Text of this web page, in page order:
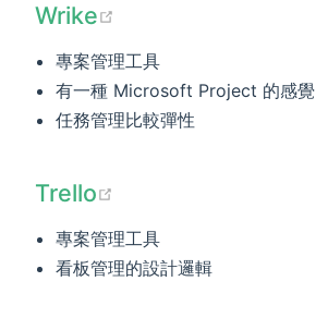
Wrike
專案管理工具
有一種 Microsoft Project 的感覺
任務管理比較彈性
Trello
專案管理工具
看板管理的設計邏輯